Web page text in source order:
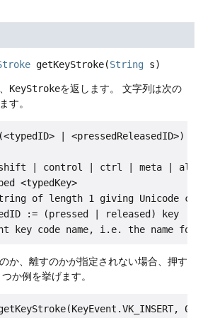
getKeyStroke(String s)
KeyStrokeを返します。
文字列は次の
す。
| <pressedReleasedID>)
| control | ctrl | meta | alt
<typedKey>
of length 1 giving Unicode
:= (pressed | released) key
か、離すのかが指定されない場合、押す
か例を挙げます。
0);